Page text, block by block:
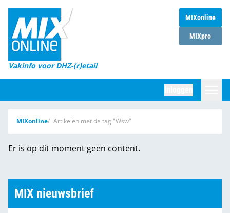
MIXonline
MIXpro
Vakinfo voor DHZ-(r)etail
Home
Magazines
DHZ Sessie
Marktcijfers
Word abonnee
MIXonline Artikelen met de tag "Wsw"
Er is op dit moment geen content.
MIX nieuwsbrief